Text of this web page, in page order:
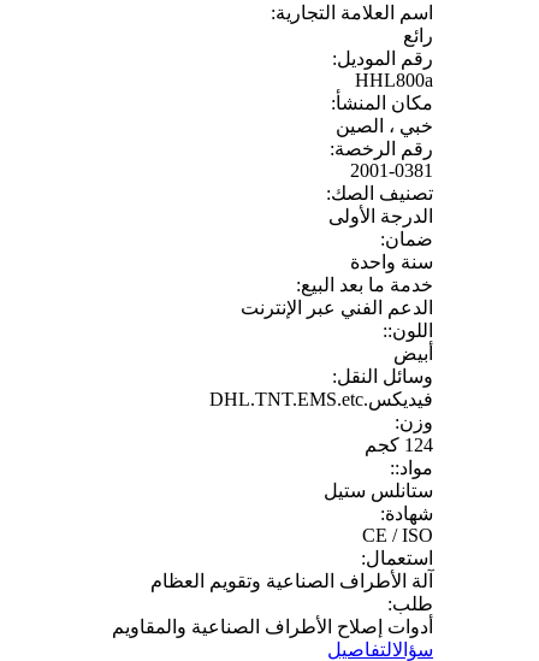
اسم العلامة التجارية:
رائع
رقم الموديل:
HHL800a
مكان المنشأ:
خبي ، الصين
رقم الرخصة:
2001-0381
تصنيف الصك:
الدرجة الأولى
ضمان:
سنة واحدة
خدمة ما بعد البيع:
الدعم الفني عبر الإنترنت
اللون::
أبيض
وسائل النقل:
فيديكس.DHL.TNT.EMS.etc
وزن:
124 كجم
مواد::
ستانلس ستيل
شهادة:
CE / ISO
استعمال:
آلة الأطراف الصناعية وتقويم العظام
طلب:
أدوات إصلاح الأطراف الصناعية والمقاويم
سؤالالتفاصيل